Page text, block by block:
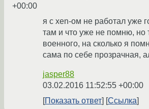
+00:00
я с xen-ом не работал уже
там и что уже не помню, но
военного, на сколько я
сама по себе прозрачная,
jasper88
03.02.2016 11:52:55 +00:00
Показать ответ
Ссылка